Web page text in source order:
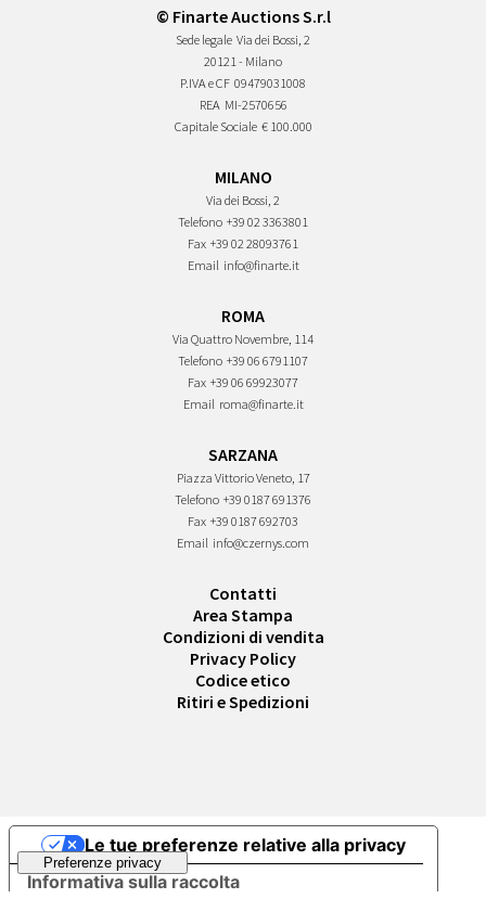
© Finarte Auctions S.r.l
Sede legale Via dei Bossi, 2
20121 - Milano
P.IVA e CF 09479031008
REA MI-2570656
Capitale Sociale € 100.000
MILANO
Via dei Bossi, 2
Telefono +39 02 3363801
Fax +39 02 28093761
Email info@finarte.it
ROMA
Via Quattro Novembre, 114
Telefono +39 06 6791107
Fax +39 06 69923077
Email roma@finarte.it
SARZANA
Piazza Vittorio Veneto, 17
Telefono +39 0187 691376
Fax +39 0187 692703
Email info@czernys.com
Contatti
Area Stampa
Condizioni di vendita
Privacy Policy
Codice etico
Ritiri e Spedizioni
Informativa sulla raccolta
Le tue preferenze relative alla privacy